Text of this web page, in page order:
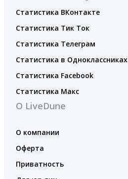
Статистика ВКонтакте
Статистика Тик Ток
Статистика Телеграм
Статистика в Одноклассниках
Статистика Facebook
Статистика Макс
О LiveDune
О компании
Оферта
Приватность